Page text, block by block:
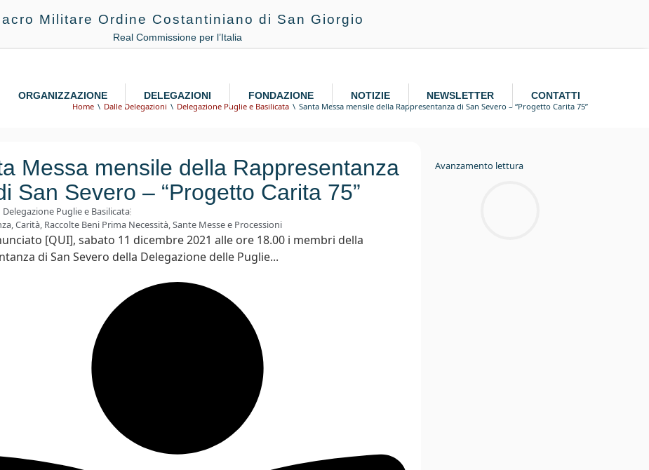
Militare Ordine Costantiniano di San Giorgio
Real Commissione per l’Italia
ORGANIZZAZIONE DELEGAZIONI FONDAZIONE NOTIZIE NEWSLETTER CONTATTI
Home Dalle Delegazioni Delegazione Puglie e Basilicata Santa Messa mensile della Rappresentanza di San Severo – “Progetto Carita 75”
Messa mensile della Rappresentanza
San Severo – “Progetto Carita 75”
Delegazione Puglie e Basilicata
,Carità, Raccolte Beni Prima Necessità,Sante Messe e Processioni
[QUI], sabato 11 dicembre 2021 alle ore 18.00 i membri della
di San Severo della Delegazione delle Puglie...
Avanzamento lettura